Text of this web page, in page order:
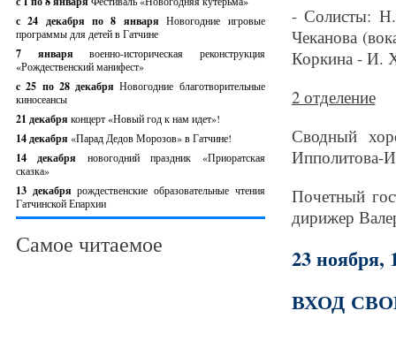
с 24 декабря по 8 январяНовогодние игровые
программы для детей в Гатчине
7 январявоенно-историческая реконструкция
«Рождественский манифест»
c 25 по 28 декабряНовогодние благотворительные
киносеансы
21 декабря концерт «Новый год к нам идет»!
14 декабря «Парад Дедов Морозов» в Гатчине!
14 декабря новогодний праздник «Приоратская
сказка»
13 декабрярождественские образовательные чтения
Гатчинской Епархии
Самое читаемое
- Солисты: Н.
Чеканова
Коркина - И.
2 отделение
Сводный
Ипполитова-
Почетный
дирижер
23 ноября,
ВХОД